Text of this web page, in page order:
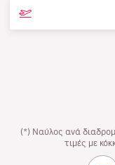
(*) Ναύλος ανά
τιμές με